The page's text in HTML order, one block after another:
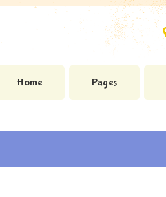
Home Pages